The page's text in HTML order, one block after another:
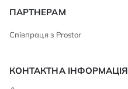
ПАРТНЕРАМ
Співпраця з Prostor
КОНТАКТНА ІНФОРМАЦІЯ